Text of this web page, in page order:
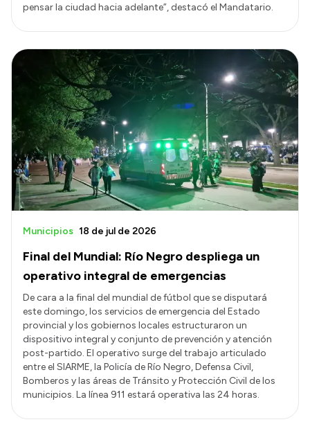
pensar la ciudad hacia adelante”, destacó el Mandatario.
Final del Mundial: Río Negro despliega un
operativo integral de emergencias
Municipios 18 de jul de 2026
​De cara a la final del mundial de fútbol que se disputará
este domingo, los servicios de emergencia del Estado
provincial y los gobiernos locales estructuraron un
dispositivo integral y conjunto de prevención y atención
post-partido. El operativo surge del trabajo articulado
entre el SIARME, la Policía de Río Negro, Defensa Civil,
Bomberos y las áreas de Tránsito y Protección Civil de los
municipios. La línea 911 estará operativa las 24 horas.